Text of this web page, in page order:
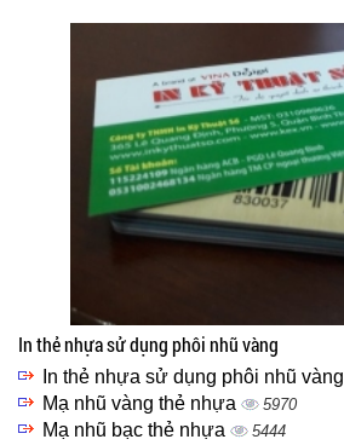
In thẻ nhựa sử dụng phôi nhũ vàng
In thẻ nhựa sử dụng phôi nhũ vàng
Mạ nhũ vàng thẻ nhựa 5970
Mạ nhũ bạc thẻ nhựa 5444